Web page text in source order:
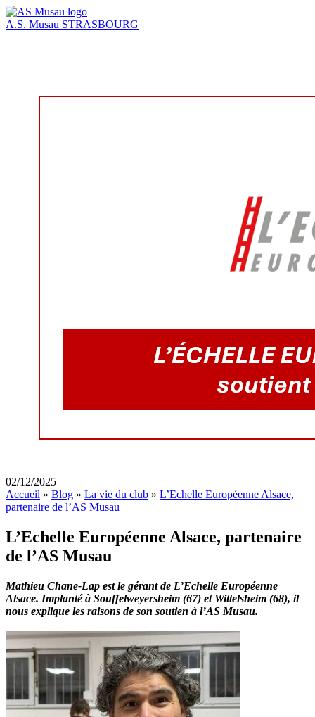
A.S. Musau STRASBOURG
02/12/2025
Accueil » Blog » La vie du club » L’Echelle Européenne Alsace,
partenaire de l’AS Musau
L’Echelle Européenne Alsace, partenaire
de l’AS Musau
Mathieu Chane-Lap est le gérant de L’Echelle Européenne
Alsace. Implanté à Souffelweyersheim (67) et Wittelsheim (68), il
nous explique les raisons de son soutien à l’AS Musau.